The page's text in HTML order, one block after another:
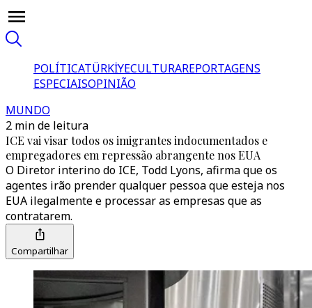
POLÍTICATÜRKİYECULTURAREPORTAGENS
ESPECIAISOPINIÃO
MUNDO
2 min de leitura
ICE vai visar todos os imigrantes indocumentados e
empregadores em repressão abrangente nos EUA
O Diretor interino do ICE, Todd Lyons, afirma que os
agentes irão prender qualquer pessoa que esteja nos
EUA ilegalmente e processar as empresas que as
contratarem.
Compartilhar